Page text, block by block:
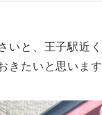
と、王子駅近
きたいと思います